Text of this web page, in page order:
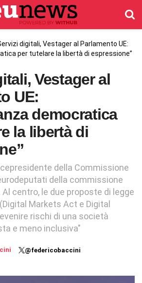
digitali, Vestager al Parlamento UE:
per tutelare la libertà di espressione”
Vestager al
UE:
democratica
la libertà di
della Commissione
della commissione
centro, le due proposte di legge
Markets Act e Digital
rischi di una società
e meno inclusiva"
@federicobaccini